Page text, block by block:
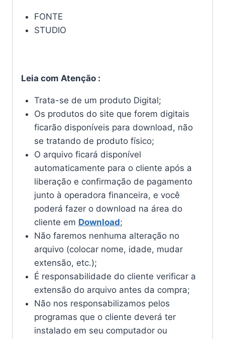
FONTE
STUDIO
Leia com Atenção :
Trata-se de um produto Digital;
Os produtos do site que forem digitais
ficarão disponíveis para download, não
se tratando de produto físico;
O arquivo ficará disponível
automaticamente para o cliente após a
liberação e confirmação de pagamento
junto à operadora financeira, e você
poderá fazer o download na área do
cliente em Download;
Não faremos nenhuma alteração no
arquivo (colocar nome, idade, mudar
extensão, etc.);
É responsabilidade do cliente verificar a
extensão do arquivo antes da compra;
Não nos responsabilizamos pelos
programas que o cliente deverá ter
instalado em seu computador ou